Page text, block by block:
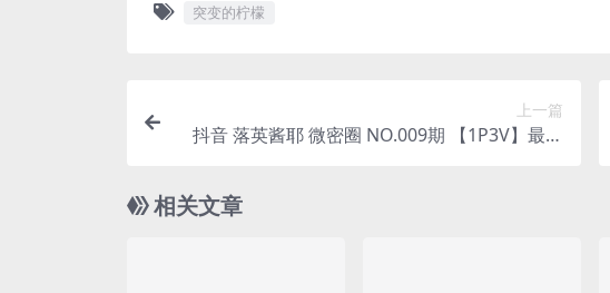
突变的柠檬
上一篇
抖音 落英酱耶 微密圈 NO.009期 【1P3V】最新
相关文章